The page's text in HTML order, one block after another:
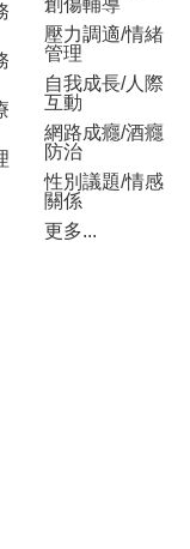
創傷輔導
壓力調適/情緒
管理
自我成長/人際
互動
網路成癮/酒癮
防治
性別議題/情感
關係
更多...